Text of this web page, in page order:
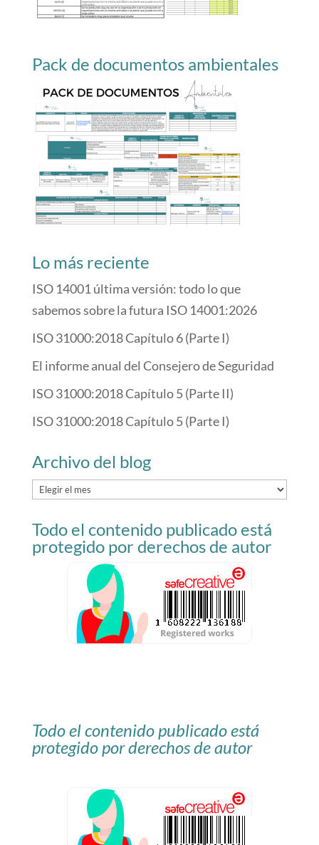
Pack de documentos ambientales
Lo más reciente
ISO 14001 última versión: todo lo que
sabemos sobre la futura ISO 14001:2026
ISO 31000:2018 Capítulo 6 (Parte I)
El informe anual del Consejero de Seguridad
ISO 31000:2018 Capítulo 5 (Parte II)
ISO 31000:2018 Capítulo 5 (Parte I)
Archivo del blog
Archivo
blog
Todo el contenido publicado está
protegido por derechos de autor
Todo el contenido publicado está
protegido por derechos de autor